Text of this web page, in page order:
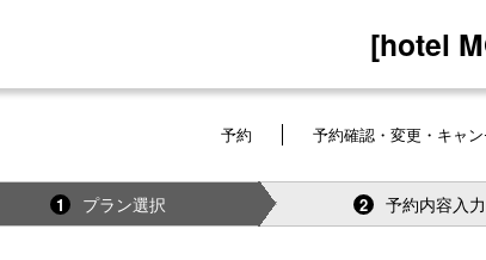
[hotel
予約 予約確認・変更・キャ
1 プラン選択 2 予約内容入力